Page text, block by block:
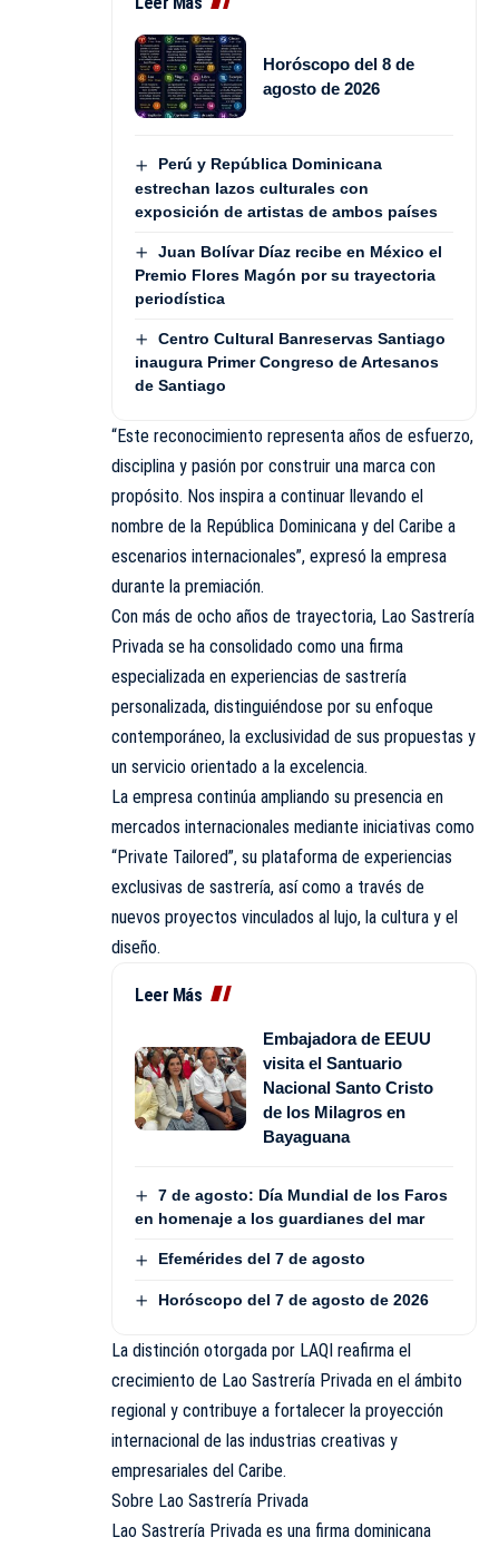
Horóscopo del 8 de
agosto de 2026
Perú y República Dominicana
estrechan lazos culturales con
exposición de artistas de ambos países
Juan Bolívar Díaz recibe en México el
Premio Flores Magón por su trayectoria
periodística
Centro Cultural Banreservas Santiago
inaugura Primer Congreso de Artesanos
de Santiago
“Este reconocimiento representa años de esfuerzo,
disciplina y pasión por construir una marca con
propósito. Nos inspira a continuar llevando el
nombre de la República Dominicana y del Caribe a
escenarios internacionales”, expresó la empresa
durante la premiación.
Con más de ocho años de trayectoria, Lao Sastrería
Privada se ha consolidado como una firma
especializada en experiencias de sastrería
personalizada, distinguiéndose por su enfoque
contemporáneo, la exclusividad de sus propuestas y
un servicio orientado a la excelencia.
La empresa continúa ampliando su presencia en
mercados internacionales mediante iniciativas como
“Private Tailored”, su plataforma de experiencias
exclusivas de sastrería, así como a través de
nuevos proyectos vinculados al lujo, la cultura y el
diseño.
Leer Más
Embajadora de EEUU
visita el Santuario
Nacional Santo Cristo
de los Milagros en
Bayaguana
7 de agosto: Día Mundial de los Faros
en homenaje a los guardianes del mar
Efemérides del 7 de agosto
Horóscopo del 7 de agosto de 2026
La distinción otorgada por LAQI reafirma el
crecimiento de Lao Sastrería Privada en el ámbito
regional y contribuye a fortalecer la proyección
internacional de las industrias creativas y
empresariales del Caribe.
Sobre Lao Sastrería Privada
Lao Sastrería Privada es una firma dominicana